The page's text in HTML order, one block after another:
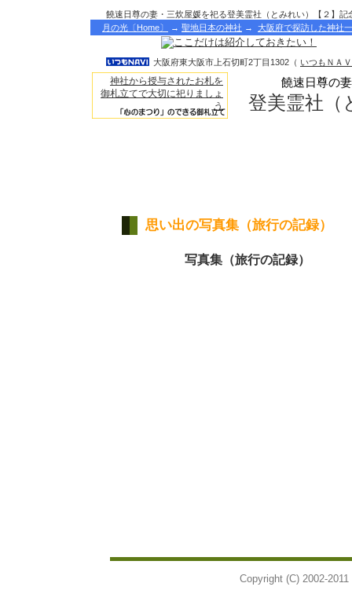
饒速日尊の妻・三炊屋媛を祀る登美霊社（とみれい）【２】
月の光〔Home〕
→ 聖地日本の神社 → 大阪府で探訪した神社
大阪府東大阪市上石切町2丁目1302（ いつもＮＡ
神社から授与されたお札を
御札立てで大切に祀りましょ
う
饒速日尊の
登美霊社（
思い出の写真集（旅行の記録）
写真集（旅行の記録）
Copyright (C) 2002-